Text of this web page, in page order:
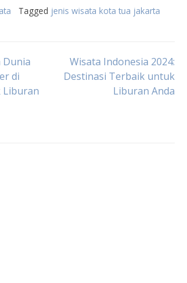
Tagged jenis wisata kota tua jakarta
Dunia
di
Liburan
Wisata Indonesia 2024:
Destinasi Terbaik untuk
Liburan Anda